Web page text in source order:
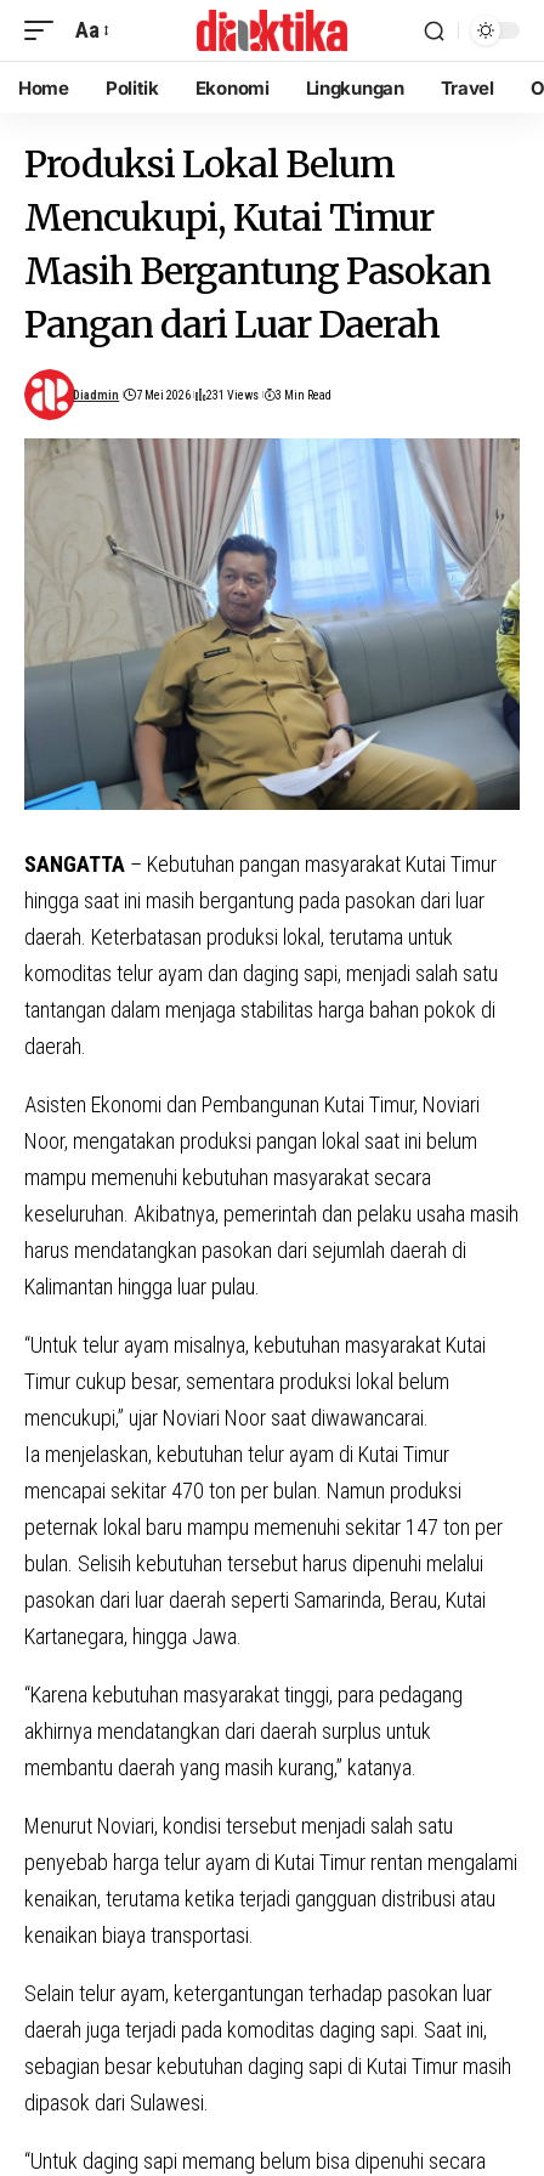
Aa
Home Politik Ekonomi Lingkungan Travel
Produksi Lokal Belum
Mencukupi, Kutai Timur
Masih Bergantung Pasokan
Pangan dari Luar Daerah
Diadmin 7 Mei 2026 231 Views 3 Min Read
SANGATTA – Kebutuhan pangan masyarakat Kutai Timur
hingga saat ini masih bergantung pada pasokan dari luar
daerah. Keterbatasan produksi lokal, terutama untuk
komoditas telur ayam dan daging sapi, menjadi salah satu
tantangan dalam menjaga stabilitas harga bahan pokok di
daerah.
Asisten Ekonomi dan Pembangunan Kutai Timur, Noviari
Noor, mengatakan produksi pangan lokal saat ini belum
mampu memenuhi kebutuhan masyarakat secara
keseluruhan. Akibatnya, pemerintah dan pelaku usaha masih
harus mendatangkan pasokan dari sejumlah daerah di
Kalimantan hingga luar pulau.
“Untuk telur ayam misalnya, kebutuhan masyarakat Kutai
Timur cukup besar, sementara produksi lokal belum
mencukupi,” ujar Noviari Noor saat diwawancarai.
Ia menjelaskan, kebutuhan telur ayam di Kutai Timur
mencapai sekitar 470 ton per bulan. Namun produksi
peternak lokal baru mampu memenuhi sekitar 147 ton per
bulan. Selisih kebutuhan tersebut harus dipenuhi melalui
pasokan dari luar daerah seperti Samarinda, Berau, Kutai
Kartanegara, hingga Jawa.
“Karena kebutuhan masyarakat tinggi, para pedagang
akhirnya mendatangkan dari daerah surplus untuk
membantu daerah yang masih kurang,” katanya.
Menurut Noviari, kondisi tersebut menjadi salah satu
penyebab harga telur ayam di Kutai Timur rentan mengalami
kenaikan, terutama ketika terjadi gangguan distribusi atau
kenaikan biaya transportasi.
Selain telur ayam, ketergantungan terhadap pasokan luar
daerah juga terjadi pada komoditas daging sapi. Saat ini,
sebagian besar kebutuhan daging sapi di Kutai Timur masih
dipasok dari Sulawesi.
“Untuk daging sapi memang belum bisa dipenuhi secara